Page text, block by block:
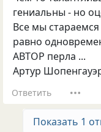
гениальны - но
Все мы
равно
АВТОР перла ...
Артур
Ответить
Показать 1